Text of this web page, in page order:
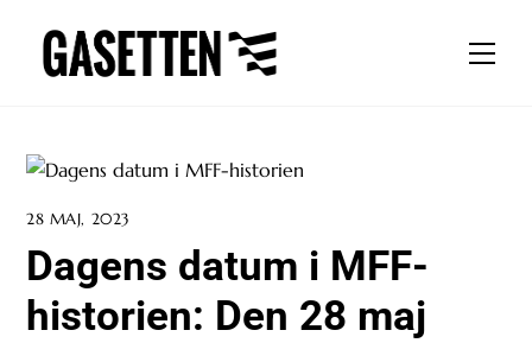
content
28 MAJ, 2023
Dagens datum i MFF-
historien: Den 28 maj